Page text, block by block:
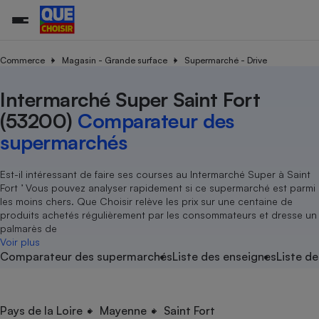
Commerce Magasin - Grande surface Supermarché - Drive
Intermarché Super Saint Fort
(53200) Comparateur des
supermarchés
Est-il intéressant de faire ses courses au Intermarché Super à Saint
Fort ’ Vous pouvez analyser rapidement si ce supermarché est parmi
les moins chers. Que Choisir relève les prix sur une centaine de
produits achetés régulièrement par les consommateurs et dresse un
palmarès de
Voir plus
Comparateur des supermarchésListe des enseignesListe
Pays de la Loire Mayenne Saint Fort
Additifs
Agriculture
Produit alimentaire
Achat - Vente - Location
Carburant
Magasin - Grande surface
Marketing - Fidélisation
Organismes de défense
Système judiciaire
Air
Eau
Achat - Vente - Travaux
Location
Sport
Vacances - Tourisme
électrique
Démarche administrative
Senior
Service marchand
Train
Transport aérien
Toutes les actualités
Enquêtes
Guides d'achat
Conseils
Brèves
Tous les services
Soumettre un litige
Lettres types
Rencontrer une association locale
Tous nos combats
Nos actions
Nos grandes victoires
Les billets de la présidente
Nos associations locales
Nous rejoindre
En savoir plus sur Que Choisir Ensemble
?
L’association
Nos missions
Notre méthodologie
Notre financement
Nos partenaires
Nous rejoindre